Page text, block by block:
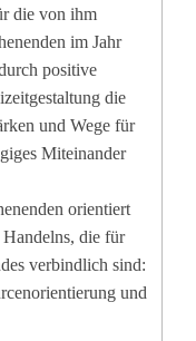
die von ihm
im Jahr
positive
die
und Wege für
Miteinander
orientiert
die für
verbindlich sind:
und